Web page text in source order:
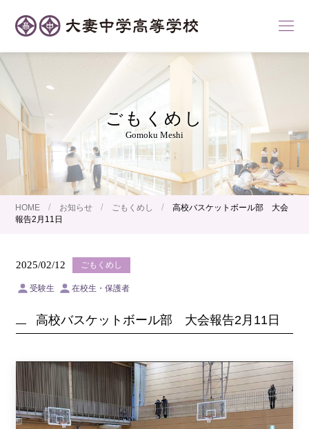
ごもくめし
Gomoku Meshi
HOME / お知らせ / ごもくめし /
高校バスケットボール部 大会
報告2月11日
2025/02/12 ごもくめし
受験生 在校生・保護者
高校バスケットボール部 大会報告2月11日